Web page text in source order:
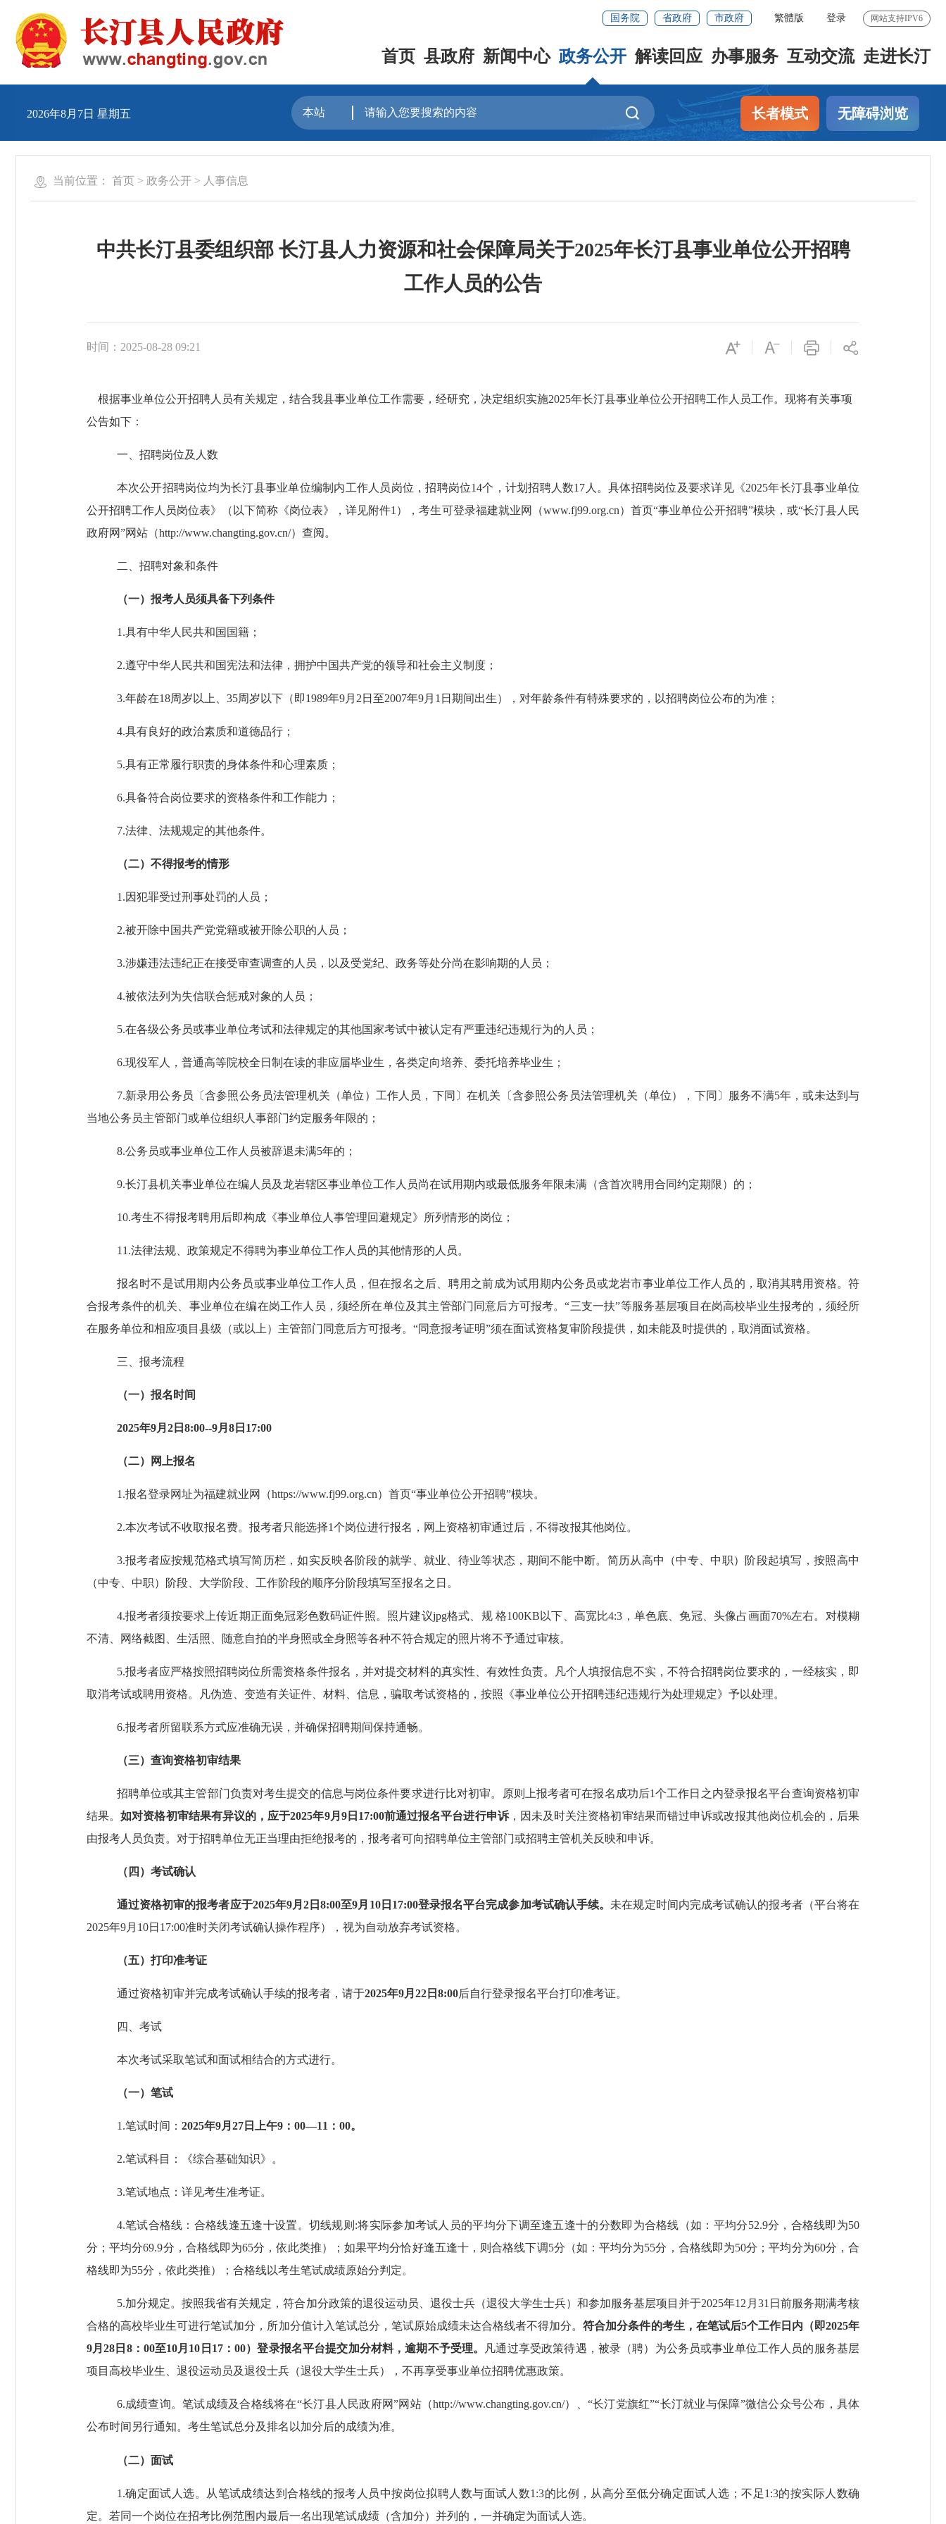
国务院 省政府 市政府 繁體版 登录 网站支持IPV6
首页 县政府 新闻中心 政务公开 解读回应 办事服务 互动交流 走进长汀
2026年8月7日 星期五 长者模式 无障碍浏览
当前位置： 首页 > 政务公开 > 人事信息
中共长汀县委组织部 长汀县人力资源和社会保障局关于2025年长汀县事业单位公开招聘
工作人员的公告
时间：2025-08-28 09:21
根据事业单位公开招聘人员有关规定，结合我县事业单位工作需要，经研究，决定组织实施2025年长汀县事业单位公开招聘工作 人员工作。现将有关事项
公告如下：
一、招聘岗位及人数
本次公开招聘岗位均为长汀县事业单位编制内工作人员岗位 ，招聘岗位14个，计划招聘人数17人 。具体招聘岗位 及要求详见《2025年长汀县事业单位
公开招聘工作人员岗位表》（以下简称《岗位表》 ，详见附件1 ） ，考生可登录福建就业网（www.fj99.org.cn）首页“事业单位公开招聘”模块， 或“长汀县人 民
政府网”网站 （http://www.changting.gov.cn/）查阅。
二、 招聘对象和条件
（一） 报考人员须具备下列条件
1.具有中华人民共和国国籍；
2.遵守中华人民共和国宪法和法律，拥护中国共产党的领导和社会主义制度；
3.年龄在18周岁以上、35周岁以下（即1989年9月2日至2007年9月1日期间出生），对年龄条件有特殊要求的，以招聘岗位公布的为准；
4.具有良好的政治素质和道德品行；
5.具有正常履行职责的身体条件和心理素质；
6.具备符合岗位要求的资格条件和工作能力 ；
7.法律、法规规定的其他条件。
（二）不得报考的情形
1.因犯罪受过刑事处罚的人员；
2.被开除中国共产党党籍或被开除公职的人员；
3.涉嫌违法违纪正在接受审查调查的 人员 ，以及受党纪、政务等处分尚在影响期的人员 ；
4.被依法列为失信联合惩戒对象的 人员 ；
5.在各级公务员或事业单位考试和法律规定的其他国家考试中被认定有严重违纪违规行为的人员；
6.现役军人，普通高等院校全日制在读的非应届毕业生，各类定向培养、委托培养毕业生；
7.新录用公务员〔含参照公务员法管理机关（单位）工作人员 ，下同〕在机关 〔含参照公务员法管理机关（单位） ，下同〕 服务不满5年，或未达到与
当地公务员主管部门或单位组织人事部门约定服务年限的；
8.公务员或事业单位工作人员被辞退未满5年的；
9.长汀县机关事业单位在编人员及龙岩辖区事业单位工作人员尚在试用期内或最低服务年限未满（含首次聘用合同约定期限） 的；
10.考生不得报考聘用后即构成《事业单位人事管理回避规定》所列情形的岗位；
1 1 .法律法规、政策规定不得聘为事业单位工作人员的其他情形的人员。
报名时不是试用期内公务员或事业单位工作人员，但在报名之后、聘用之前成为试用期内公务员或龙岩市事业单位工作人员的，取消其聘用资格。符
合报考条件的机关
事业单位在编在岗工作人员，须经所在单位及其主管部门同意后方可报考。“三支一扶”等服务基层项目在岗高校毕业生报考的，须经所
在服务单位和相应项目县级（或以上）主管部门同意后方可报考。 “同意报考证明”须在面试资格复审阶段提供，如未能及时提供的，取消面试资格。
三、报考流程
（一）报名时间
2025年9月 2日 8:00--9月 8日 17:00
（二）网上报名
1.报名登录网址为福建就业网（https://www.fj99.org.cn）首页“事业单位公开招聘”模块。
2.本次考试不收取报名费。 报考者只能选择1个岗位进行报名，网上资格初审通过后，不得改报其他岗位。
3.报考者应按规范格式填写简历栏，如实反映各阶段的就学、就业、待业等状态，期间不能中断。简历从高中（中专、中职）阶段起填写，按照高中
（中专、中职）阶段、大学阶段、工作阶段的顺序分阶段填写至报名之日。
4.报考者须按要求上传近期正面免冠彩色数码证件照。照片建议jpg格式、规 格100KB 以下、高宽比4:3 ，单色底、免冠、头像占画面70%左右。对模糊
不清、网络截图、生活照、随意自拍的半身照或全身照等各种不符合规定的照片将不予通过审核。
5.报考者应严格按照招聘岗位所需资格条件报名，并对提交材料的真实性、有效性负责。凡个人填报信息不实，不符合招聘岗位要求的，一经核实，即
取消考试或聘用资格。凡伪造、变造有关证件、材料、信息，骗取考试资格的，按照《事业单位公开招聘违纪违规行为处理规定》予以处理。
6.报考者所留联系方式应准确无误， 并确保招聘期间保持通畅。
（三）查询资格初审结果
招聘单位或其主管部门负责对考生提交的信息与岗位条件要求进行比对初审。 原则上报考者可在报名成功后1个工作日之内登录报名平台查询资格初审
结果。如对资格初审结果有异议的， 应于2025年9月 9日 17:00前通过报名平台进行申诉，因未及时关注资格初审结果而错过申诉或改报其他岗位机会的，后果
由报考人员负责。对于招聘单位无正当理由拒绝报考的，报考者可向招聘单位主管部门或招聘主管机关反映和申诉。
（四） 考试确认
通过资格初审的报考者应于2025年9月2 日8:00至9月 10日 17:00登录报名平台完成参加考试确认手续。 未在规定时间内完成考试确认的报考者（平台将在
2025年9月 10日 17:00准时关闭考试确认操作程序）， 视为自动放弃考试资格。
（五）打印准考证
通过资格初审并完成考试确认手续的报考者，请于2025年9月 22日 8:00后自行登录报名平台打印准考证。
四、考试
本次考试采取笔试和面试相结合的方式进行。
（一）笔试
1.笔试时间： 2025年9月 27日上午9： 00—11 ： 00。
2.笔试科目： 《综合基础知识》。
3.笔试地点：详见考生准考证。
4.笔试合格线： 合格线逢五逢十设置。切线规则 :将实际参加考试人员的平均分下调至逢五逢十的分数即为合格线（如：平均分52.9分，合格线即为50
分；平均分69.9分，合格线即为65分，依此类推）；如果平均分恰好逢五逢十，则合格线下调5分（如：平均分为55分，合格线即为50分；平均分为60分，合
格线即为55分，依此类推） ；合格线以考生笔试成绩原始分判定。
5.加分规定。按照我省有关规定，符合加分政策的退役运动员、退役士兵（退役大学生士兵）和参加服务基层项目并于2025年12 月 31 日前服务期满考核
合格的高校毕业生可进行笔试加分，所加分值计入笔试总分 ，笔试原始成绩未达合格线者不得加分。符合加分条件的考生，在笔试后5个工作日内（即2025年
9月28 日 8： 00至10月 10 日 17：00）登录报名平台提交加分材料，逾期不予受理。
凡通过享受政策待遇，被录（聘）为公务员或事业单位工作人员的服务基层
项目高校毕业生、退役运动员及退役士兵（退役大学生士兵），不再享受事业单位招聘优惠政策。
6.成绩查询。笔试成绩及合格线将在“长汀县人 民政府网”网 站（http://www.changting.gov.cn/） “长汀党旗红”“长汀就业与保障”微信公众号公布，具体
公布时间另行通知。考生笔试总分及排名以加分后的成绩为准。
（二）面试
1.确定面试人选。 从笔试成绩达到合格线的报考人员中按岗位拟聘人数与面试人数1:3的比例，从高分至低分确定面试人选；不足1:3的按实际人数确
定。 若同一个岗位在招考比例范围内最后一名出现笔试成绩（含加分）并列的，一并确定为面试人选。